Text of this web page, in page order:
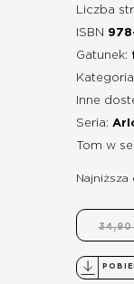
Liczba
ISBN
Gatunek:
Inne
Seria:
Tom w
Najniższa
34,90